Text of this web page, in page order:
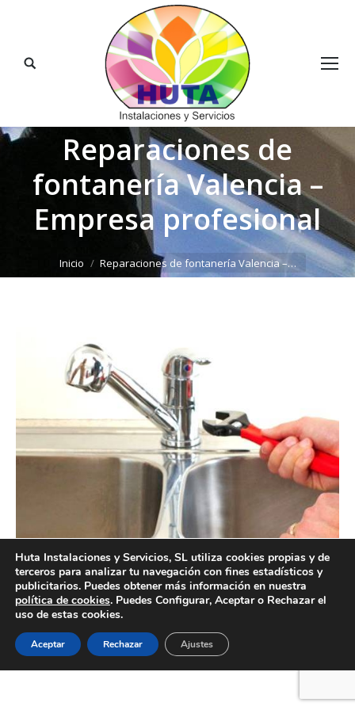
Buscar:
Reparaciones de
fontanería Valencia –
Empresa profesional
Inicio Reparaciones de fontanería Valencia –…
Reparaciones de fontanería Valencia – Empresa profesional
Creado por Tandem Marketing Digital
Información legal
Huta Instalaciones y Servicios, SL utiliza cookies propias y de
terceros para analizar tu navegación con fines estadísticos y
publicitarios. Puedes obtener más información en nuestra
política de cookies. Puedes Configurar, Aceptar o Rechazar el
uso de estas cookies.
Aceptar Rechazar Ajustes